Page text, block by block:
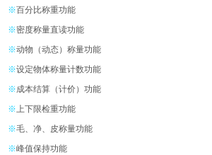
※百分比称重功能
※密度称量直读功能
※动物（动态）称量功能
※设定物体称量计数功能
※成本结算（计价）功能
※上下限检重功能
※毛、净、皮称量功能
※峰值保持功能